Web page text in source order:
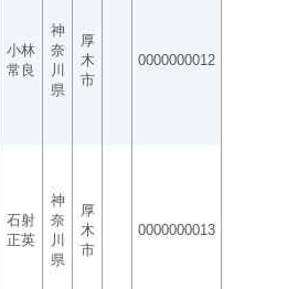
小林
常良
神
奈
川
県
厚
木
市
0000000012
石射
正英
神
奈
川
県
厚
木
市
0000000013